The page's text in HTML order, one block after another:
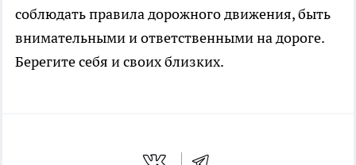
соблюдать правила дорожного движения, быть
внимательными и ответственными на дороге.
Берегите себя и своих близких.